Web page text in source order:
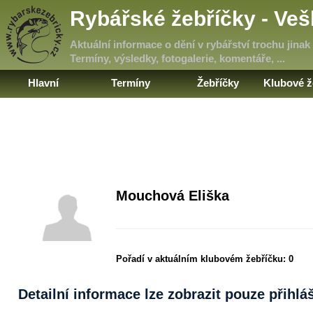
Rybářské žebříčky -
Aktuální informace o dění v rybářství trochu jinak
Termíny, výsledky, fotogalerie, komentáře, ...
Hlavní Termíny Žebříčky Klubové
Mouchová Eliška
Pořadí v aktuálním klubovém žebříčku:0
Detailní informace lze zobrazit pouze